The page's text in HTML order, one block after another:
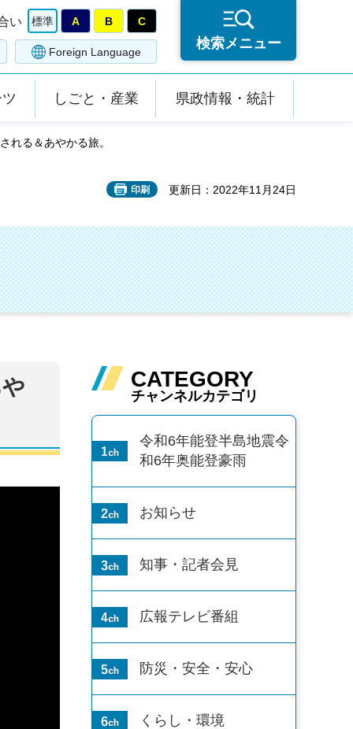
い 標準 A B C
Foreign Language
検索メニュー
しごと・産業 県政情報・統計
れる＆あやかる旅。
印刷 更新日：2022年11月24日
CATEGORY
チャンネルカテゴリ
令和6年能登半島地震令
和6年奥能登豪雨
お知らせ
知事・記者会見
広報テレビ番組
防災・安全・安心
くらし・環境